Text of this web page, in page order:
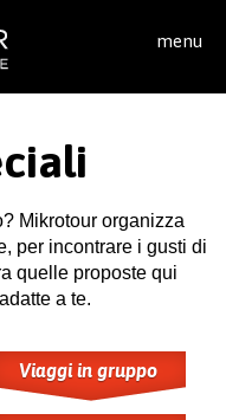
menu
Mikrotour organizza
per incontrare i gusti di
quelle proposte qui
a te.
Viaggi in gruppo